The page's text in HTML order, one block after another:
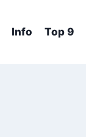
Info Top 9